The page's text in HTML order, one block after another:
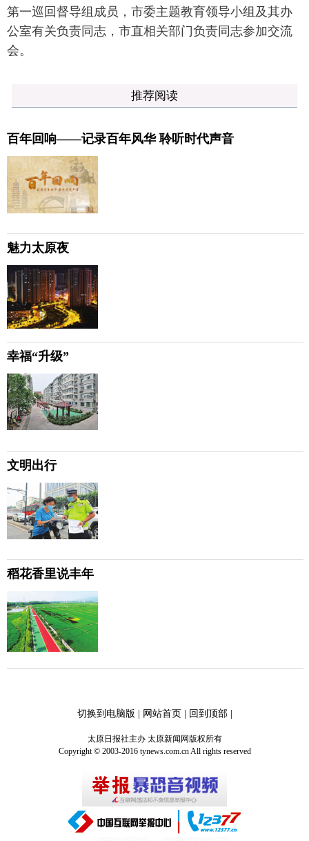
第一巡回督导组成员，市委主题教育领导小组及其办
公室有关负责同志，市直相关部门负责同志参加交流
会。
推荐阅读
百年回响——记录百年风华 聆听时代声音
魅力太原夜
幸福“升级”
文明出行
稻花香里说丰年
切换到电脑版 | 网站首页| 回到顶部|
太原日报社主办 太原新闻网版权所有
Copyright © 2003-2016 tynews.com.cn All rights reserved